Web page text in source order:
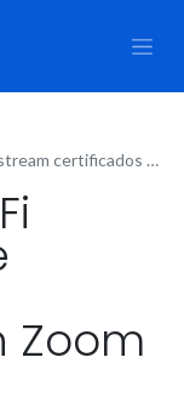
con Zoom Phone
Zoom